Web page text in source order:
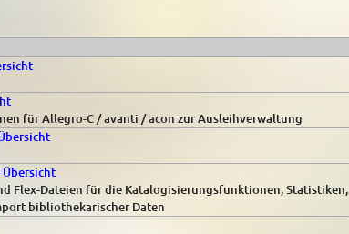
für Allegro-C / avanti / acon zur Ausleihverwaltung
Flex-Dateien für die Katalogisierungsfunktionen, Statistiken,
bibliothekarischer Daten